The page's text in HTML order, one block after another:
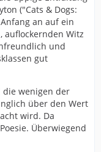
("Cats & Dogs:
an auf ein
auflockernden Witz
und
gut
die wenigen der
über den Wert
wird. Da
Überwiegend